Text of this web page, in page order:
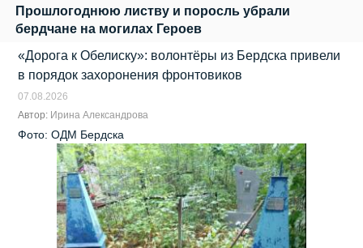
Прошлогоднюю листву и поросль убрали
бердчане на могилах Героев
«Дорога к Обелиску»: волонтёры из Бердска привели
в порядок захоронения фронтовиков
07.08.2026
Автор: Ирина Александрова
Фото: ОДМ Бердска